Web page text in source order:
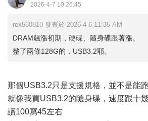
2026-4-7 10:26:45
rex560810 發表於 2026-4-6 11:35 AM
DRAM飆漲初期，硬碟、隨身碟跟著漲。
整了兩條128G的，USB3.2耶。
那個USB3.2只是支援規格，並不是能
就像我買USB3.2的隨身碟，速度跟十
讀100寫45左右